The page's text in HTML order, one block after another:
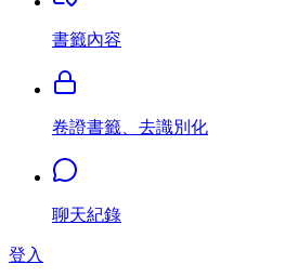
書籤內容
卷證書籤、去識別化
聊天紀錄
登入